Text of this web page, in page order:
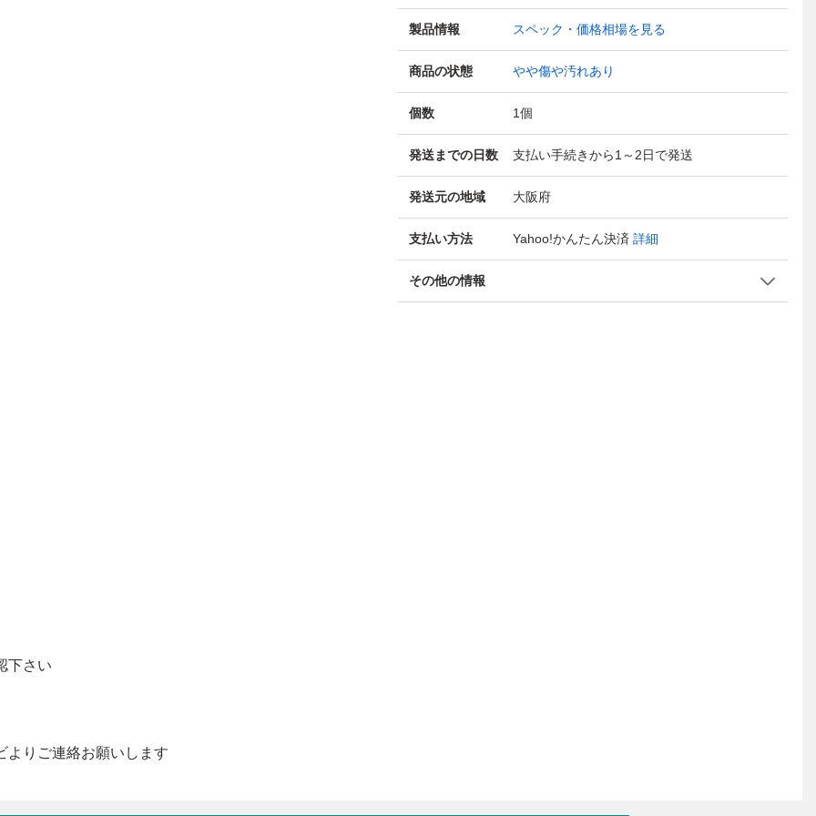
製品情報 スペック・価格相場を見る
商品の状態 やや傷や汚れあり
個数 1個
発送までの日数 支払い手続きから1～2日で発送
発送元の地域 大阪府
支払い方法 Yahoo!かんたん決済 詳細
その他の情報